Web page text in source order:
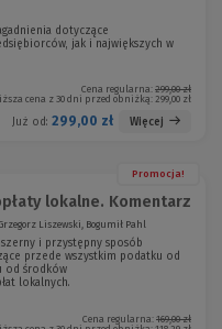
dotyczące
jak i największych w
Cena regularna: 299,00 zł
cena z 30 dni przed obniżką: 299,00 zł
Już od: 299,00 zł Więcej
Promocja!
lokalne. Komentarz
Liszewski, Bogumił Pahl
i przystępny sposób
przede wszystkim podatku od
od środków
lokalnych.
Cena regularna: 169,00 zł